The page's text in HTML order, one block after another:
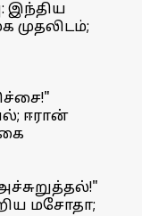
இந்திய
முதலிடம்;
ஈரான்
மசோதா;